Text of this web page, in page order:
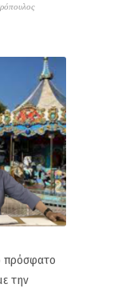
πρόσφατο
την